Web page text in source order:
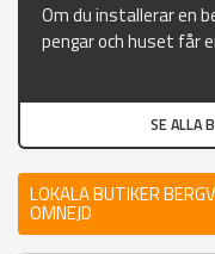
Om du installerar en
pengar och huset får
SE ALLA
LOKALA BUTIKER
OMNEJD